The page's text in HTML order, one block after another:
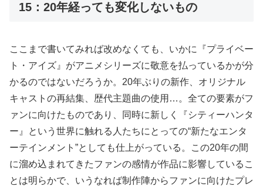
15：20年経っても変化しないもの
ここまで書いてみれば改めなくても、いかに『プライベー
ト・アイズ』がアニメシリーズに敬意を払っているかが分
かるのではないだろうか。20年ぶりの新作、オリジナル
キャストの再結集、歴代主題曲の使用…。全ての要素がフ
ァンに向けたものであり、同時に新しく『シティーハンタ
ー』という世界に触れる人たちにとっての“新たなエンタ
ーテインメント”としても仕上がっている。この20年の間
に溜め込まれてきたファンの感情が作品に影響しているこ
とは明らかで、いうなれば制作陣からファンに向けたプレ